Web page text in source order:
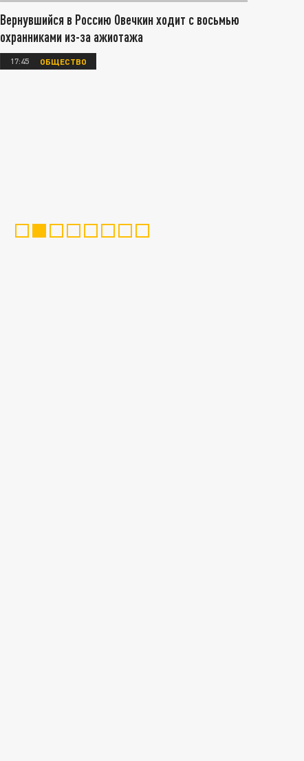
Вернувшийся в Россию Овечкин ходит с восьмью
охранниками из-за ажиотажа
17:45 ОБЩЕСТВО